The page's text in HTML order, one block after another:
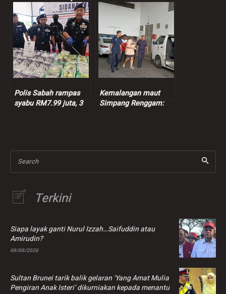
terbukti
kenderaan dipandu
warga asing disita
Polis Sabah rampas
syabu RM7.99 juta, 3
Kemalangan maut
Simpang Renggam:
Search
Terkini
Siapa layak ganti Nurul Izzah…Saifuddin atau
Amirudin?
08/08/2026
Sultan Brunei tarik balik gelaran ‘Yang Amat Mulia
Pengiran Anak Isteri’ dikurniakan kepada menantu